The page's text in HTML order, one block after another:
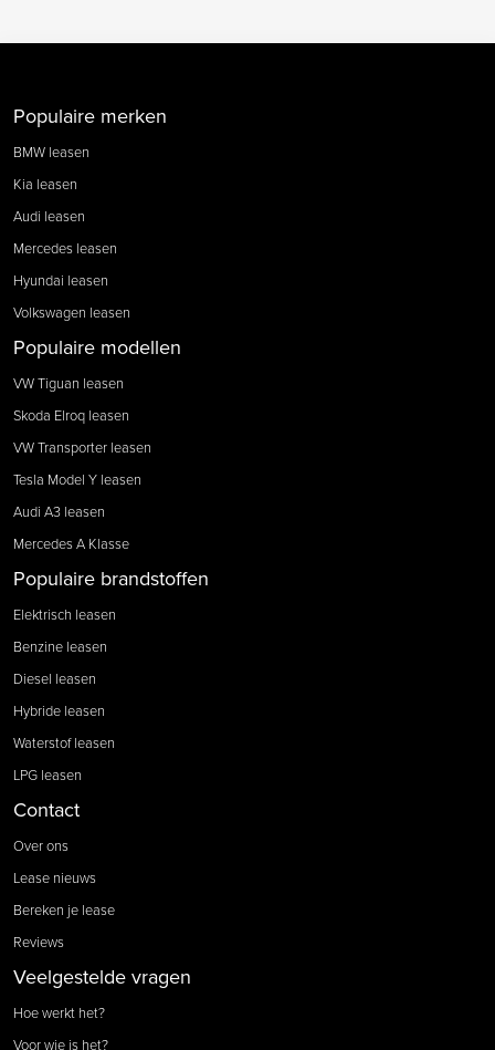
Populaire merken
BMW leasen
Kia leasen
Audi leasen
Mercedes leasen
Hyundai leasen
Volkswagen leasen
Populaire modellen
VW Tiguan leasen
Skoda Elroq leasen
VW Transporter leasen
Tesla Model Y leasen
Audi A3 leasen
Mercedes A Klasse
Populaire brandstoffen
Elektrisch leasen
Benzine leasen
Diesel leasen
Hybride leasen
Waterstof leasen
LPG leasen
Contact
Over ons
Lease nieuws
Bereken je lease
Reviews
Veelgestelde vragen
Hoe werkt het?
Voor wie is het?